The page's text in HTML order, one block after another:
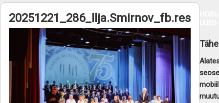
20251221_286_Ilja.Smirnov_fb.res